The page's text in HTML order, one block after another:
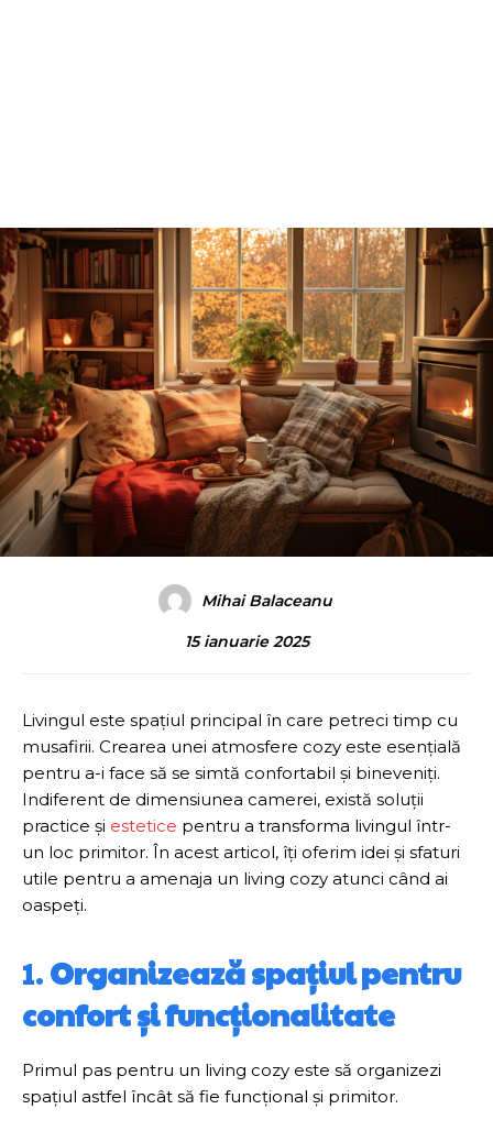
Mihai Balaceanu
15 ianuarie 2025
Livingul este spațiul principal în care petreci timp cu
musafirii. Crearea unei atmosfere cozy este esențială
pentru a-i face să se simtă confortabil și bineveniți.
Indiferent de dimensiunea camerei, există soluții
practice și estetice pentru a transforma livingul într-
un loc primitor. În acest articol, îți oferim idei și sfaturi
utile pentru a amenaja un living cozy atunci când ai
oaspeți.
1.Organizează spațiul pentru
confort și funcționalitate
Primul pas pentru un living cozy este să organizezi
spațiul astfel încât să fie funcțional și primitor.